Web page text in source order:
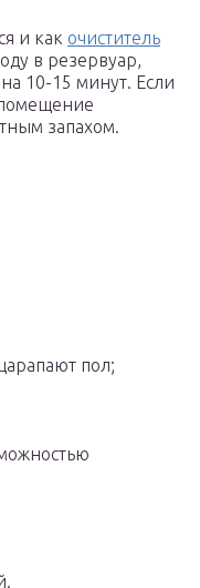
и как очиститель
в резервуар,
10-15 минут. Если
запахом.
пол;